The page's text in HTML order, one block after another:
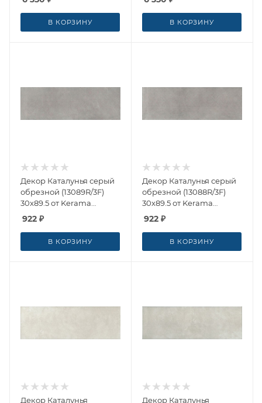
Marazzi (Россия)
В КОРЗИНУ
Marazzi (Россия)
В КОРЗИНУ
Декор Каталунья серый
обрезной (13089R/3F)
30x89.5 от Kerama
Marazzi (Россия)
922 ₽
В КОРЗИНУ
Декор Каталунья серый
обрезной (13088R/3F)
30x89.5 от Kerama
Marazzi (Россия)
922 ₽
В КОРЗИНУ
Декор Каталунья
Декор Каталунья